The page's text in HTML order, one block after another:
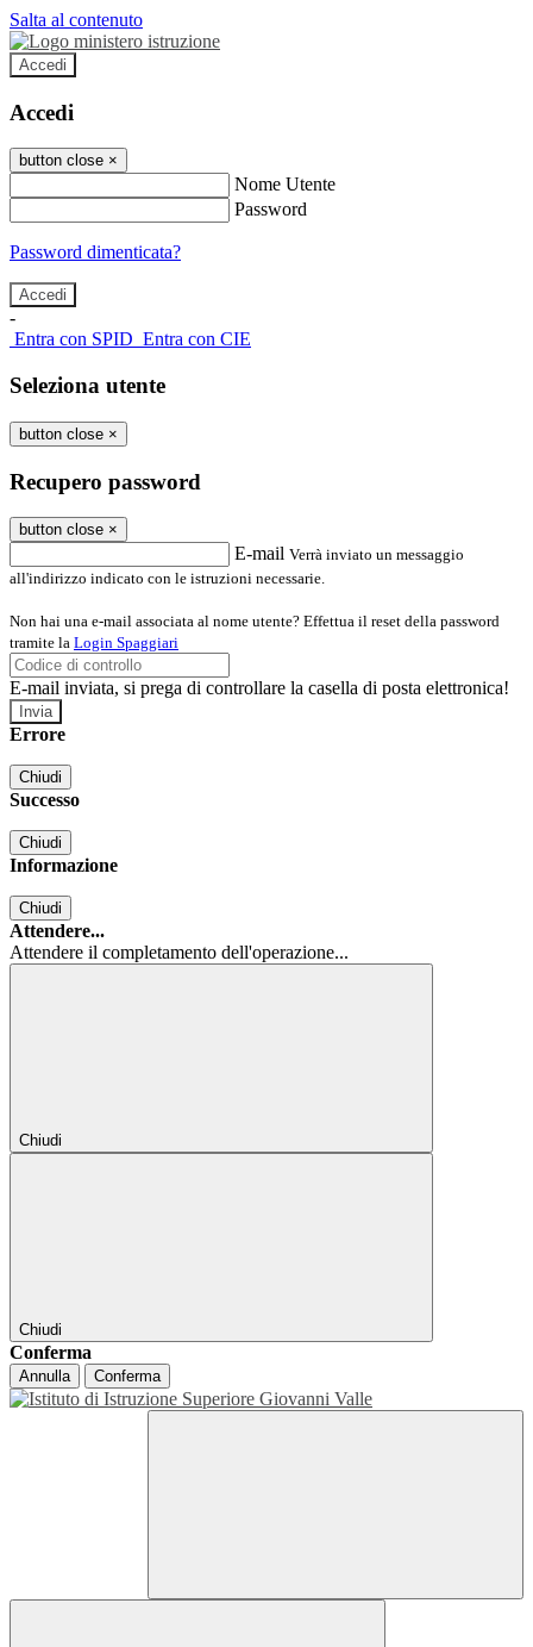
Salta al contenuto
Accedi
Accedi
button close ×
Nome Utente
Password
Password dimenticata?
-
Entra con SPID Entra con CIE
Seleziona utente
button close ×
Recupero password
button close ×
E-mail Verrà inviato un messaggio
all'indirizzo indicato con le istruzioni necessarie.
Non hai una e-mail associata al nome utente? Effettua il reset della password
tramite la Login Spaggiari
E-mail inviata, si prega di controllare la casella di posta elettronica!
Errore
Chiudi
Successo
Chiudi
Informazione
Chiudi
Attendere...
Attendere il completamento dell'operazione...
Chiudi
Chiudi
Conferma
Annulla Conferma